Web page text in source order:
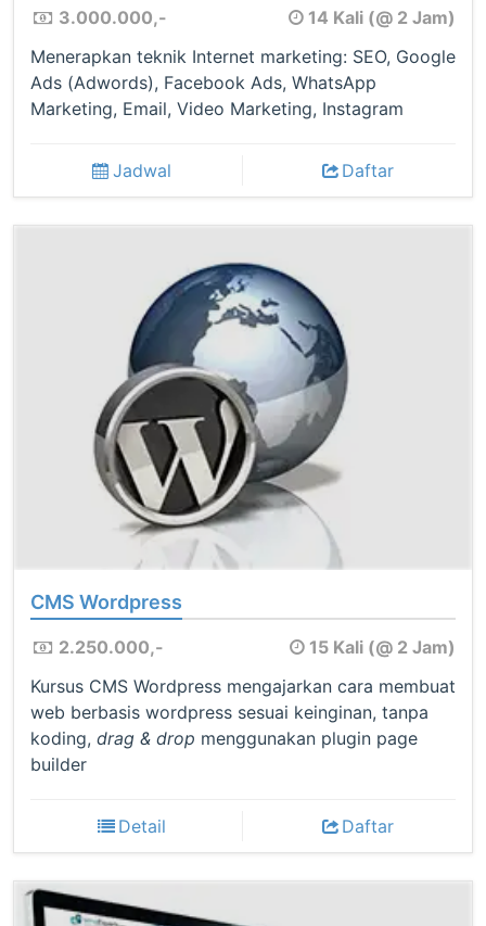
3.000.000,-
14 Kali (@ 2 Jam)
Menerapkan teknik Internet marketing: SEO, Google
Ads (Adwords), Facebook Ads, WhatsApp
Marketing, Email, Video Marketing, Instagram
Jadwal Daftar
CMS Wordpress
2.250.000,-
15 Kali (@ 2 Jam)
Kursus CMS Wordpress mengajarkan cara membuat
web berbasis wordpress sesuai keinginan, tanpa
koding, drag & drop menggunakan plugin page
builder
Detail Daftar